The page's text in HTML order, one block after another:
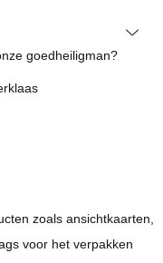
goedheiligman?
zoals ansichtkaarten,
voor het verpakken